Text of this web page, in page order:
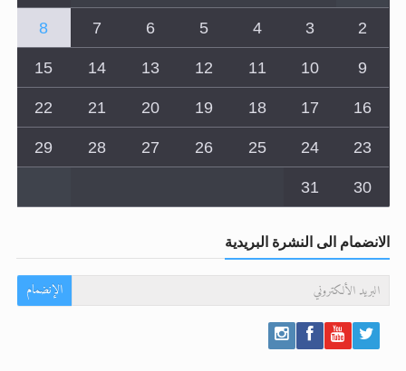
2
3
4
5
6
7
8
9
10
11
12
13
14
15
16
17
18
19
20
21
22
23
24
25
26
27
28
29
30
31
الانضمام الى النشرة البريدية
الإنضمام